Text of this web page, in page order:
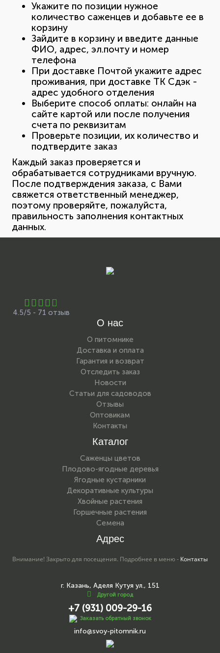
Укажите по позиции нужное
количество саженцев и добавьте ее в
корзину
Зайдите в корзину и введите данные
ФИО, адрес, эл.почту и номер
телефона
При доставке Почтой укажите адрес
проживания, при доставке ТК Сдэк -
адрес удобного отделения
Выберите способ оплаты: онлайн на
сайте картой или после получения
счета по реквизитам
Проверьте позиции, их количество и
подтвердите заказ
Каждый заказ проверяется и
обрабатывается сотрудниками вручную.
После подтверждения заказа, с Вами
свяжется ответственный менеджер,
поэтому проверяйте, пожалуйста,
правильность заполнения контактных
данных.
4.5/5 - 71 отзыв
О нас
О питомнике
Доставка и оплата
Гарантия и возврат
Отследить заказ
Новости
Статьи для садоводов
Отзывы
Оптовикам
Контакты
Каталог
Саженцы цветов
Плодово-ягодные деревья
Ягодные кустарники
Декоративные культуры
Хвойные растения
Горшечные растения
Семена
Адрес
Внимание! Закрыто для посещения. Подробнее в меню - Контакты
г. Казань, Аделя Кутуя ул., 151
Другой город
+7 (931) 009-29-16
Заказать обратный звонок
info@svoy-pitomnik.ru